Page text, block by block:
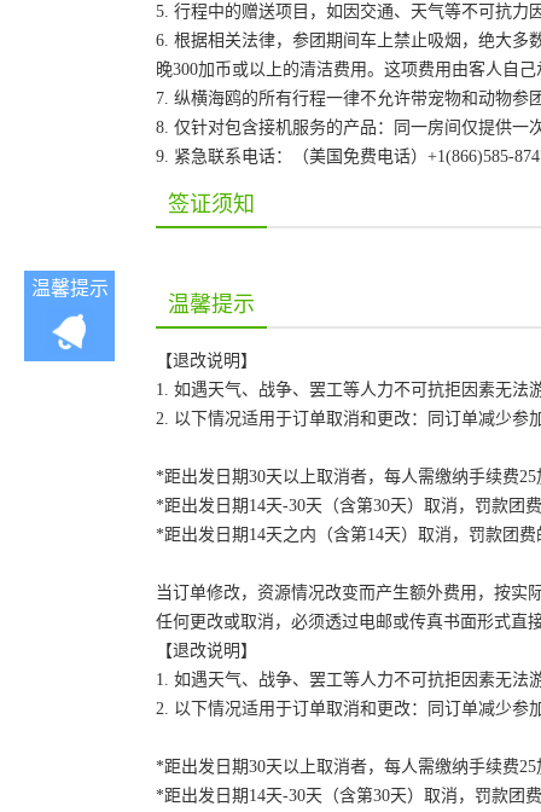
5. 行程中的赠送项目，如因交通、天气等不可抗
6. 根据相关法律，参团期间车上禁止吸烟，绝大
晚300加币或以上的清洁费用。这项费用由客人自
7. 纵横海鸥的所有行程一律不允许带宠物和动物参
8. 仅针对包含接机服务的产品：同一房间仅提供
9. 紧急联系电话：（美国免费电话）+1(866)585-
签证须知
温馨提示
温馨提示
【退改说明】
1. 如遇天气、战争、罢工等人力不可抗拒因素无
2. 以下情况适用于订单取消和更改：同订单减少
*距出发日期30天以上取消者，每人需缴纳手续费
*距出发日期14天-30天（含第30天）取消，罚款团
*距出发日期14天之内（含第14天）取消，罚款团费
当订单修改，资源情况改变而产生额外费用，按实
任何更改或取消，必须透过电邮或传真书面形式直
【退改说明】
1. 如遇天气、战争、罢工等人力不可抗拒因素无
2. 以下情况适用于订单取消和更改：同订单减少
*距出发日期30天以上取消者，每人需缴纳手续费
*距出发日期14天-30天（含第30天）取消，罚款团